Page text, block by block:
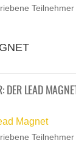
Teilnehmer
DER LEAD
Magnet
Teilnehmer